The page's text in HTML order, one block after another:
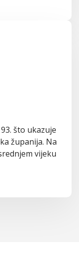
što ukazuje
županija. Na
vijeku